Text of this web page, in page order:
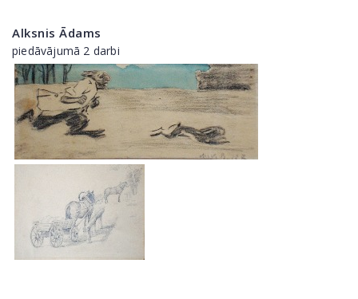
Alksnis Ādams
piedāvājumā 2 darbi